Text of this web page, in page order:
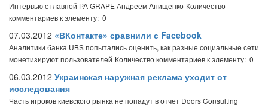
Интервью с главной РА GRAPE Андреем Анищенко Количество
комментариев к элементу: 0
07.03.2012 «ВКонтакте» сравнили с Facebook
Аналитики банка UBS попытались оценить, как разные социальные сети
монетизируют пользователей Количество комментариев к элементу: 0
06.03.2012 Украинская наружная реклама уходит от
исследования
Часть игроков киевского рынка не попадут в отчет Doors Consulting